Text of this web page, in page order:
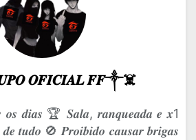
𝑶𝑭𝑰𝑪𝑰𝑨𝑳 𝑭𝑭༒☠️
𝒅𝒊𝒂𝒔 🏆 𝑺𝒂𝒍𝒂, 𝒓𝒂𝒏𝒒𝒖𝒆𝒂𝒅𝒂 𝒆 𝒙1
𝒕𝒖𝒅𝒐 🚫 𝑷𝒓𝒐𝒊𝒃𝒊𝒅𝒐 𝒄𝒂𝒖𝒔𝒂𝒓 𝒃𝒓𝒊𝒈𝒂𝒔